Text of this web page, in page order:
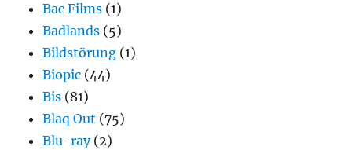
Bac Films (1)
Badlands (5)
Bildstörung (1)
Biopic (44)
Bis (81)
Blaq Out (75)
Blu-ray(2)